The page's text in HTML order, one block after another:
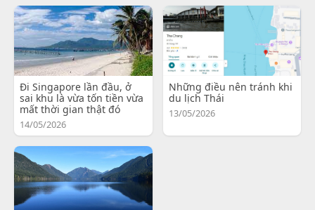
Đi Singapore lần đầu, ở
sai khu là vừa tốn tiền vừa
mất thời gian thật đó
14/05/2026
Những điều nên tránh khi
du lịch Thái
13/05/2026